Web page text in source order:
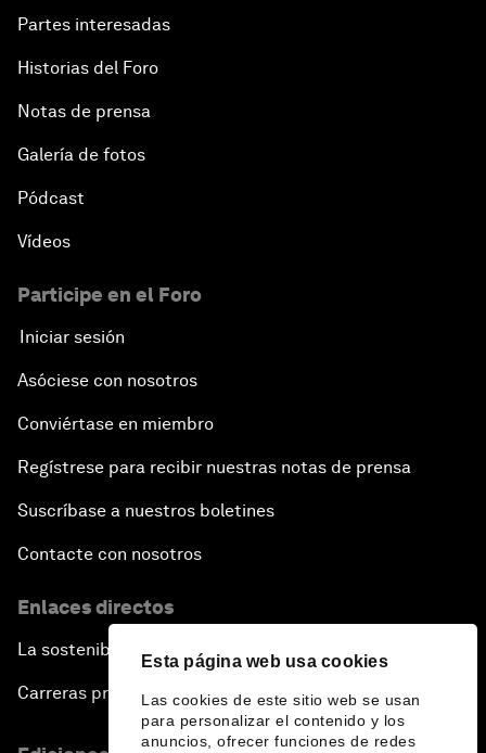
Esta página web usa cookies
Las cookies de este sitio web se usan
para personalizar el contenido y los
anuncios, ofrecer funciones de redes
Partes interesadas
Historias del Foro
Notas de prensa
Galería de fotos
Pódcast
Vídeos
Participe en el Foro
Iniciar sesión
Asóciese con nosotros
Conviértase en miembro
Regístrese para recibir nuestras notas de prensa
Suscríbase a nuestros boletines
Contacte con nosotros
Enlaces directos
La sostenibilidad en el Foro
Carreras profesionales